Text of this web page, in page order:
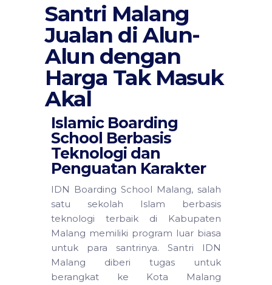
Santri Malang
Jualan di Alun-
Alun dengan
Harga Tak Masuk
Akal
Islamic Boarding
School Berbasis
Teknologi dan
Penguatan Karakter
IDN Boarding School Malang, salah
satu sekolah Islam berbasis
teknologi terbaik di Kabupaten
Malang memiliki program luar biasa
untuk para santrinya. Santri IDN
Malang diberi tugas untuk
berangkat ke Kota Malang